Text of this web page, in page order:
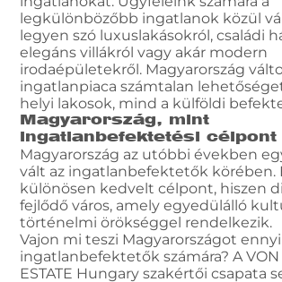
legkülönbözőbb ingatlanok közül
legyen szó luxuslakásokról, családi
elegáns villákról vagy akár modern
irodaépületekről. Magyarország
ingatlanpiaca számtalan
helyi lakosok, mind a külföldi
Magyarország, mint
ingatlanbefektetési célpont
Magyarország az utóbbi években
vált az ingatlanbefektetők körében.
különösen kedvelt célpont, hiszen
fejlődő város, amely egyedülálló
történelmi örökséggel rendelkezik.
Vajon mi teszi Magyarországot
ingatlanbefektetők számára? A VON
ESTATE Hungary szakértői csapata